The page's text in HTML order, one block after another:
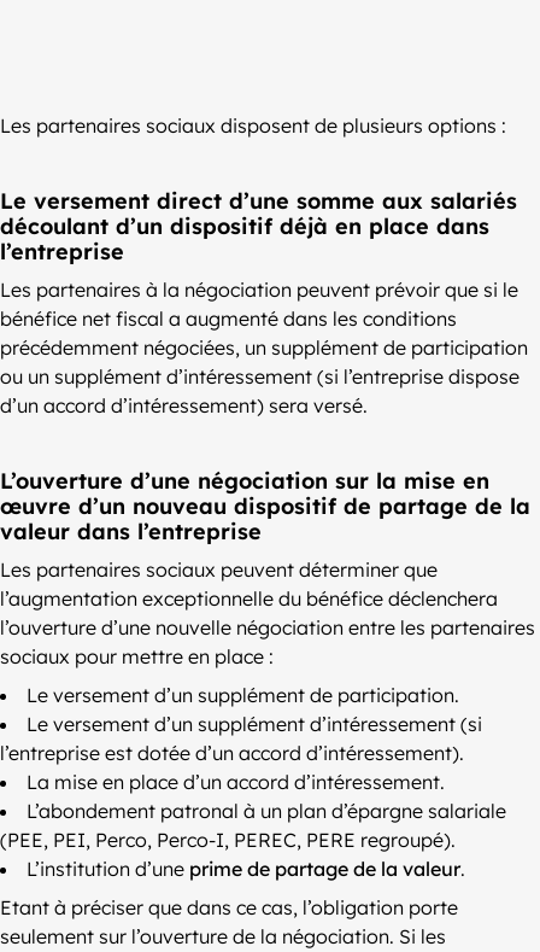
Les partenaires sociaux disposent de plusieurs options :
Le versement direct d’une somme aux salariés
découlant d’un dispositif déjà en place dans
l’entreprise
Les partenaires à la négociation peuvent prévoir que si le
bénéfice net fiscal a augmenté dans les conditions
précédemment négociées, un supplément de participation
ou un supplément d’intéressement (si l’entreprise dispose
d’un accord d’intéressement) sera versé.
L’ouverture d’une négociation sur la mise en
œuvre d’un nouveau dispositif de partage de la
valeur dans l’entreprise
Les partenaires sociaux peuvent déterminer que
l’augmentation exceptionnelle du bénéfice déclenchera
l’ouverture d’une nouvelle négociation entre les partenaires
sociaux pour mettre en place :
Le versement d’un supplément de participation.
Le versement d’un supplément d’intéressement (si
l’entreprise est dotée d’un accord d’intéressement).
La mise en place d’un accord d’intéressement.
L’abondement patronal à un plan d’épargne salariale
(PEE, PEI, Perco, Perco-I, PEREC, PERE regroupé).
L’institution d’une prime de partage de la valeur.
Etant à préciser que dans ce cas, l’obligation porte
seulement sur l’ouverture de la négociation. Si les